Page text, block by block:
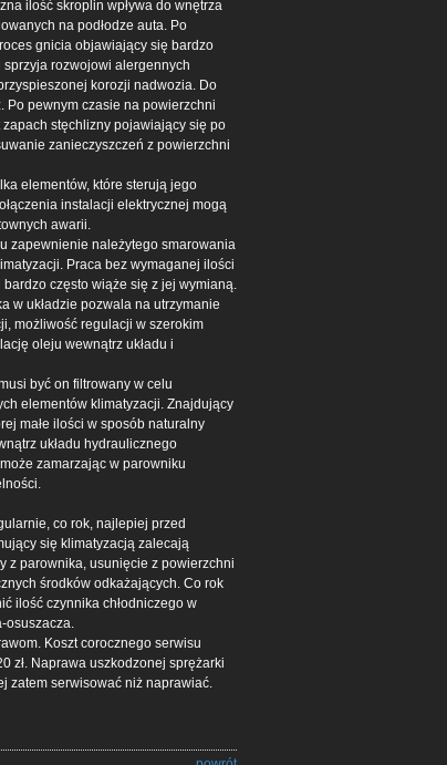
ilość skroplin wpływa do wnętrza
na podłodze auta. Po
gnicia objawiający się bardzo
rozwojowi alergennych
korozji nadwozia. Do
Po pewnym czasie na powierzchni
stęchlizny pojawiający się po
zanieczyszczeń z powierzchni
elementów, które sterują jego
instalacji elektrycznej mogą
awarii.
zapewnienie należytego smarowania
Praca bez wymaganej ilości
często wiąże się z jej wymianą.
w układzie pozwala na utrzymanie
możliwość regulacji w szerokim
oleju wewnątrz układu i
być on filtrowany w celu
elementów klimatyzacji. Znajdujący
małe ilości w sposób naturalny
układu hydraulicznego
zamarzając w parowniku
co rok, najlepiej przed
się klimatyzacją zalecają
z parownika, usunięcie z powierzchni
środków odkażających. Co rok
ilość czynnika chłodniczego w
osuszacza.
Koszt corocznego serwisu
zł. Naprawa uszkodzonej sprężarki
zatem serwisować niż naprawiać.